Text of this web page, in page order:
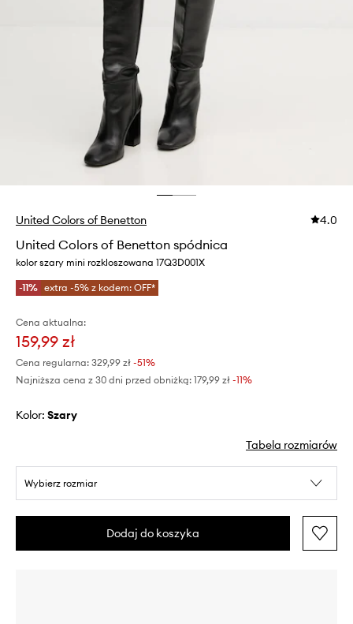
United Colors of Benetton 4.0
United Colors of Benetton spódnica
kolor szary mini rozkloszowana 17Q3D001X
-11% extra -5% z kodem: OFF*
Cena aktualna:
159,99 zł
Cena regularna: 329,99 zł -51%
Najniższa cena z 30 dni przed obniżką: 179,99 zł -11%
Kolor: szary
Tabela rozmiarów
Wybierz rozmiar
Dodaj do koszyka